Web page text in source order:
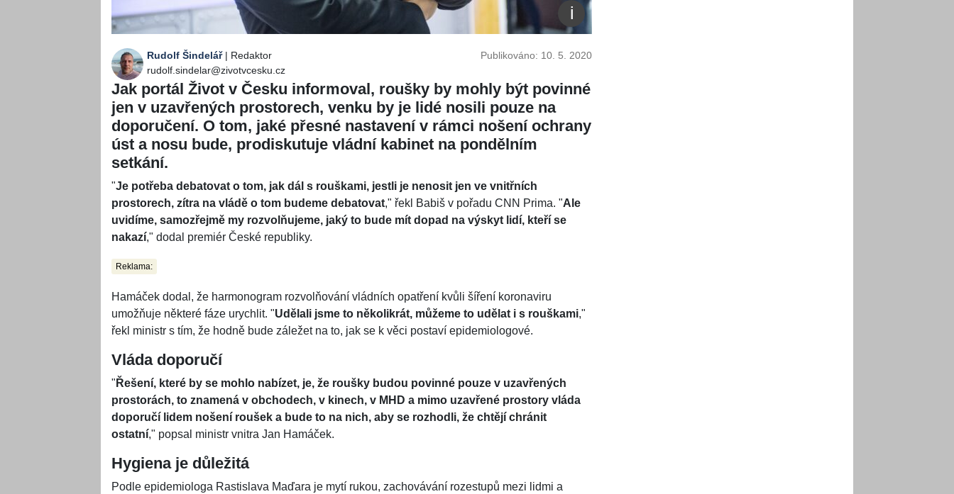
Rudolf Šindelář| Redaktor
rudolf.sindelar@zivotvcesku.cz
Publikováno: 10. 5. 2020
Jak portál Život v Česku informoval, roušky by mohly být povinné
jen v uzavřených prostorech, venku by je lidé nosili pouze na
doporučení. O tom, jaké přesné nastavení v rámci nošení ochrany
úst a nosu bude, prodiskutuje vládní kabinet na pondělním
setkání.
"Je potřeba debatovat o tom, jak dál s rouškami, jestli je nenosit jen ve vnitřních
prostorech, zítra na vládě o tom budeme debatovat," řekl Babiš v pořadu CNN Prima. "Ale
uvidíme, samozřejmě my rozvolňujeme, jaký to bude mít dopad na výskyt lidí, kteří se
nakazí," dodal premiér České republiky.
Reklama:
Hamáček dodal, že harmonogram rozvolňování vládních opatření kvůli šíření koronaviru
umožňuje některé fáze urychlit. "Udělali jsme to několikrát, můžeme to udělat i s rouškami,"
řekl ministr s tím, že hodně bude záležet na to, jak se k věci postaví epidemiologové.
Vláda doporučí
" Řešení, které by se mohlo nabízet, je, že roušky budou povinné pouze v uzavřených
prostorách, to znamená v obchodech, v kinech, v MHD a mimo uzavřené prostory vláda
doporučí lidem nošení roušek a bude to na nich, aby se rozhodli, že chtějí chránit
ostatní," popsal ministr vnitra Jan Hamáček.
Hygiena je důležitá
Podle epidemiologa Rastislava Maďara je mytí rukou, zachovávání rozestupů mezi lidmi a